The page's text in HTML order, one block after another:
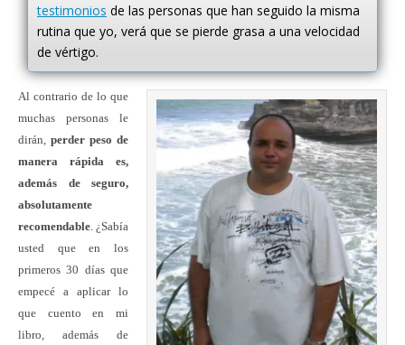
testimonios de las personas que han seguido la misma
rutina que yo, verá que se pierde grasa a una velocidad
de vértigo.
Al contrario de lo que
muchas personas le
dirán, perder peso de
manera rápida es,
además de seguro,
absolutamente
recomendable. ¿Sabía
usted que en los
primeros 30 días que
empecé a aplicar lo
que cuento en mi
libro, además de